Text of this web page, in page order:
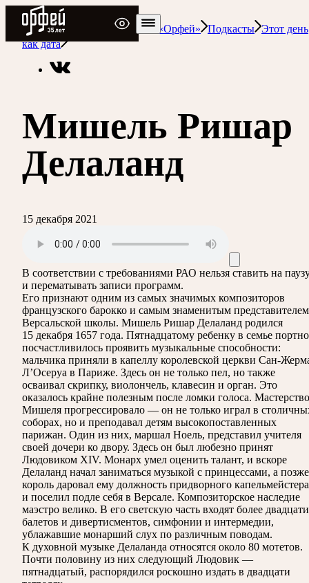
Радио Орфей
Радио классической музыки «Орфей»
Подкасты Этот день
как дата
Мишель Ришар
Делаланд
15 декабря 2021
В соответствии с требованиями РАО нельзя ставить на
и перематывать записи программ.
Его признают одним из самых значимых композиторов
французского барокко и самым знаменитым представителем
Версальской школы. Мишель Ришар Делаланд родился
15 декабря 1657 года. Пятнадцатому ребенку в семье
посчастливилось проявить музыкальные способности:
мальчика приняли в капеллу королевской церкви Сан-
Л’Осеруа в Париже. Здесь он не только пел, но также
осваивал скрипку, виолончель, клавесин и орган. Это
оказалось крайне полезным после ломки голоса. Мастерство
Мишеля прогрессировало — он не только играл в
соборах, но и преподавал детям высокопоставленных
парижан. Один из них, маршал Ноель, представил учителя
своей дочери ко двору. Здесь он был любезно принят
Людовиком XIV. Монарх умел оценить талант, и вскоре
Делаланд начал заниматься музыкой с принцессами, а позже
король даровал ему должность придворного капельмейстера
и поселил подле себя в Версале. Композиторское наследие
маэстро велико. В его светскую часть входят более двадцати
балетов и дивертисментов, симфонии и интермедии,
ублажавшие монарший слух по различным поводам.
К духовной музыке Делаланда относятся около 80 мотетов.
Почти половину из них следующий Людовик —
пятнадцатый, распорядился роскошно издать в двадцати